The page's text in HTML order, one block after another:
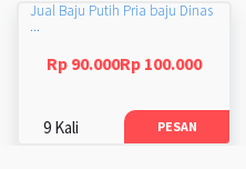
Jual Baju Putih Pria baju Dinas
...
Rp 90.000Rp 100.000
9 Kali PESAN